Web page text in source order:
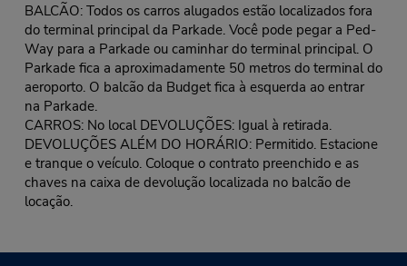
BALCÃO: Todos os carros alugados estão localizados fora
do terminal principal da Parkade. Você pode pegar a Ped-
Way para a Parkade ou caminhar do terminal principal. O
Parkade fica a aproximadamente 50 metros do terminal do
aeroporto. O balcão da Budget fica à esquerda ao entrar
na Parkade.
CARROS: No local DEVOLUÇÕES: Igual à retirada.
DEVOLUÇÕES ALÉM DO HORÁRIO: Permitido. Estacione
e tranque o veículo. Coloque o contrato preenchido e as
chaves na caixa de devolução localizada no balcão de
locação.